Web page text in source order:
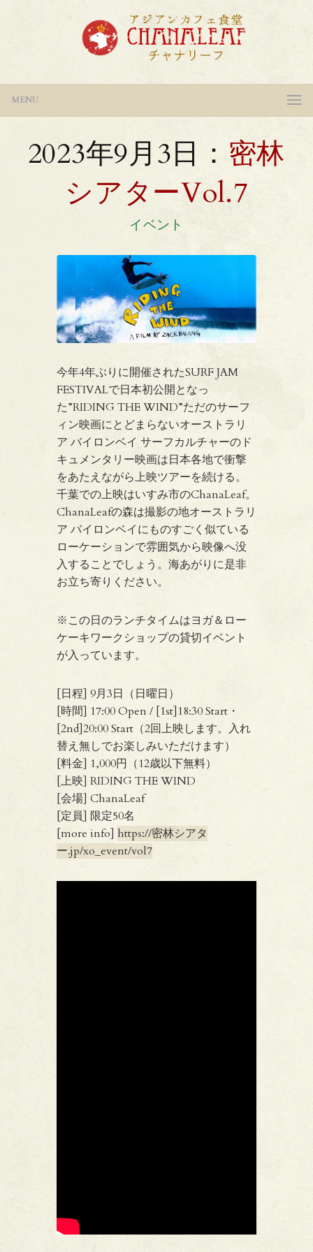
MENU
2023年9月3日： 密林
シアターVol.7
イベント
今年4年ぶりに開催されたSURF JAM
FESTIVALで日本初公開となっ
た”RIDING THE WIND”ただのサーフ
ィン映画にとどまらないオーストラリ
ア バイロンベイ サーフカルチャーのド
キュメンタリー映画は日本各地で衝撃
をあたえながら上映ツアーを続ける。
千葉での上映はいすみ市のChanaLeaf。
ChanaLeafの森は撮影の地オーストラリ
ア バイロンベイにものすごく似ている
ローケーションで雰囲気から映像へ没
入することでしょう。海あがりに是非
お立ち寄りください。
※この日のランチタイムはヨガ＆ロー
ケーキワークショップの貸切イベント
が入っています。
[日程] 9月3日（日曜日）
[時間] 17:00 Open / [1st]18:30 Start・
[2nd]20:00 Start（2回上映します。入れ
替え無しでお楽しみいただけます）
[料金] 1,000円（12歳以下無料）
[上映] RIDING THE WIND
[会場] ChanaLeaf
[定員] 限定50名
[more info] https://密林シアタ
ー.jp/xo_event/vol7